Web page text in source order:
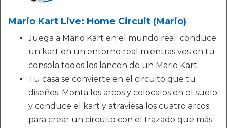
Mario Kart Live: Home Circuit (Mario)
Juega a Mario Kart en el mundo real: conduce
un kart en un entorno real mientras ves en tu
consola todos los lancen de un Mario Kart.
Tu casa se convierte en el circuito que tu
diseñes: Monta los arcos y colócalos en el suelo
y conduce el kart y atraviesa los cuatro arcos
para crear un circuito con el trazado que más